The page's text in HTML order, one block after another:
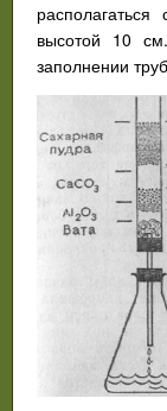
высотой 10
заполнении